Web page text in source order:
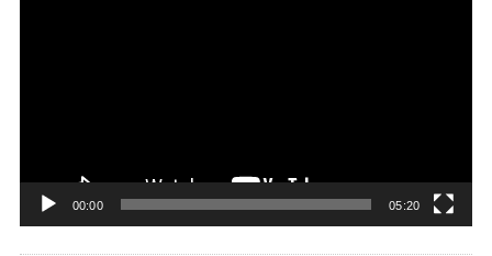
00:00 05:20